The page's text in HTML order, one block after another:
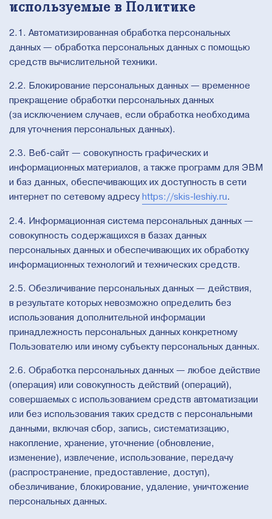
используемые в Политике
2.1. Автоматизированная обработка персональных
данных — обработка персональных данных с помощью
средств вычислительной техники.
2.2. Блокирование персональных данных — временное
прекращение обработки персональных данных
(за исключением случаев, если обработка необходима
для уточнения персональных данных).
2.3. Веб-сайт — совокупность графических и
информационных материалов, а также программ для ЭВМ
и баз данных, обеспечивающих их доступность в сети
интернет по сетевому адресу https://skis-leshiy.ru.
2.4. Информационная система персональных данных —
совокупность содержащихся в базах данных
персональных данных и обеспечивающих их обработку
информационных технологий и технических средств.
2.5. Обезличивание персональных данных — действия,
в результате которых невозможно определить без
использования дополнительной информации
принадлежность персональных данных конкретному
Пользователю или иному субъекту персональных данных.
2.6. Обработка персональных данных — любое действие
(операция) или совокупность действий (операций),
совершаемых с использованием средств автоматизации
или без использования таких средств с персональными
данными, включая сбор, запись, систематизацию,
накопление, хранение, уточнение (обновление,
изменение), извлечение, использование, передачу
(распространение, предоставление, доступ),
обезличивание, блокирование, удаление, уничтожение
персональных данных.